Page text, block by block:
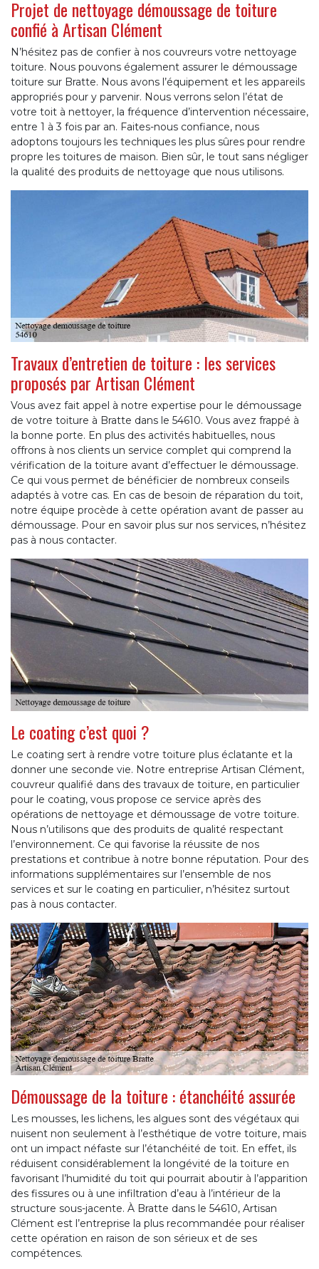
Projet de nettoyage démoussage de toiture
confié à Artisan Clément
N’hésitez pas de confier à nos couvreurs votre nettoyage
toiture. Nous pouvons également assurer le démoussage
toiture sur Bratte. Nous avons l’équipement et les appareils
appropriés pour y parvenir. Nous verrons selon l’état de
votre toit à nettoyer, la fréquence d’intervention nécessaire,
entre 1 à 3 fois par an. Faites-nous confiance, nous
adoptons toujours les techniques les plus sûres pour rendre
propre les toitures de maison. Bien sûr, le tout sans négliger
la qualité des produits de nettoyage que nous utilisons.
Travaux d’entretien de toiture : les services
proposés par Artisan Clément
Vous avez fait appel à notre expertise pour le démoussage
de votre toiture à Bratte dans le 54610. Vous avez frappé à
la bonne porte. En plus des activités habituelles, nous
offrons à nos clients un service complet qui comprend la
vérification de la toiture avant d’effectuer le démoussage.
Ce qui vous permet de bénéficier de nombreux conseils
adaptés à votre cas. En cas de besoin de réparation du toit,
notre équipe procède à cette opération avant de passer au
démoussage. Pour en savoir plus sur nos services, n’hésitez
pas à nous contacter.
Le coating c’est quoi ?
Le coating sert à rendre votre toiture plus éclatante et la
donner une seconde vie. Notre entreprise Artisan Clément,
couvreur qualifié dans des travaux de toiture, en particulier
pour le coating, vous propose ce service après des
opérations de nettoyage et démoussage de votre toiture.
Nous n’utilisons que des produits de qualité respectant
l’environnement. Ce qui favorise la réussite de nos
prestations et contribue à notre bonne réputation. Pour des
informations supplémentaires sur l’ensemble de nos
services et sur le coating en particulier, n’hésitez surtout
pas à nous contacter.
Démoussage de la toiture : étanchéité assurée
Les mousses, les lichens, les algues sont des végétaux qui
nuisent non seulement à l’esthétique de votre toiture, mais
ont un impact néfaste sur l’étanchéité de toit. En effet, ils
réduisent considérablement la longévité de la toiture en
favorisant l’humidité du toit qui pourrait aboutir à l’apparition
des fissures ou à une infiltration d’eau à l’intérieur de la
structure sous-jacente. À Bratte dans le 54610, Artisan
Clément est l’entreprise la plus recommandée pour réaliser
cette opération en raison de son sérieux et de ses
compétences.